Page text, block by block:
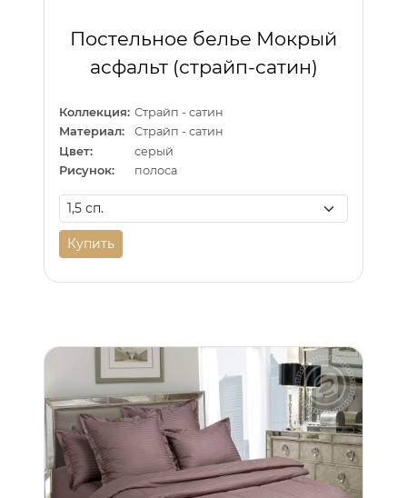
Постельное белье Мокрый
асфальт (страйп-сатин)
Коллекция: Страйп - сатин
Материал:
Страйп - сатин
Цвет:
серый
Рисунок:
полоса
Купить